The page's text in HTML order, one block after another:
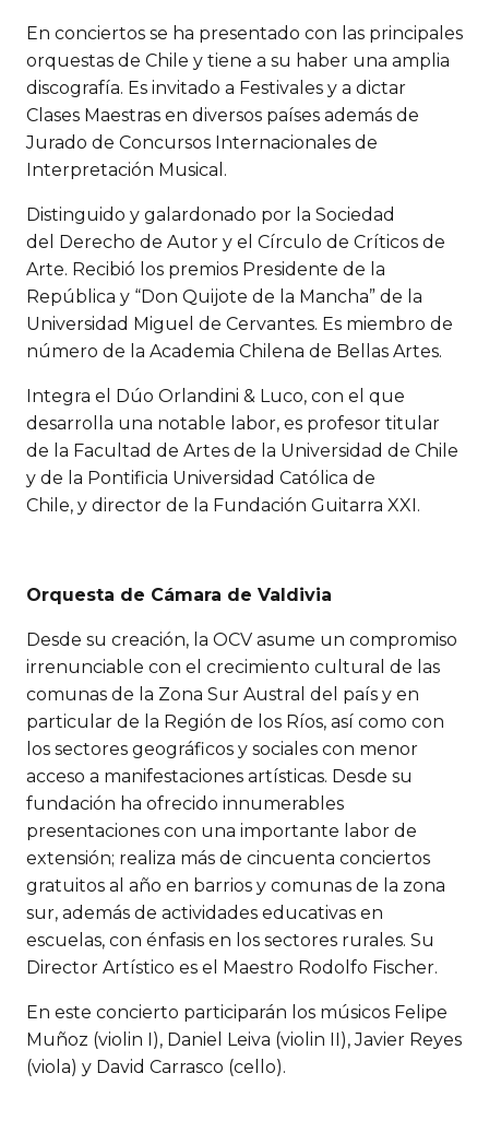
En conciertos se ha presentado con las principales
orquestas de Chile y tiene a su haber una amplia
discografía. Es invitado a Festivales y a dictar
Clases Maestras en diversos países además de
Jurado de Concursos Internacionales de
Interpretación Musical.
Distinguido y galardonado por la Sociedad
del Derecho de Autor y el Círculo de Críticos de
Arte. Recibió los premios Presidente de la
República y “Don Quijote de la Mancha” de la
Universidad Miguel de Cervantes. Es miembro de
número de la Academia Chilena de Bellas Artes.
Integra el Dúo Orlandini & Luco, con el que
desarrolla una notable labor, es profesor titular
de la Facultad de Artes de la Universidad de Chile
y de la Pontificia Universidad Católica de
Chile, y director de la Fundación Guitarra XXI.
Orquesta de Cámara de Valdivia
Desde su creación, la OCV asume un compromiso
irrenunciable con el crecimiento cultural de las
comunas de la Zona Sur Austral del país y en
particular de la Región de los Ríos, así como con
los sectores geográficos y sociales con menor
acceso a manifestaciones artísticas. Desde su
fundación ha ofrecido innumerables
presentaciones con una importante labor de
extensión; realiza más de cincuenta conciertos
gratuitos al año en barrios y comunas de la zona
sur, además de actividades educativas en
escuelas, con énfasis en los sectores rurales. Su
Director Artístico es el Maestro Rodolfo Fischer.
En este concierto participarán los músicos Felipe
Muñoz (violin I), Daniel Leiva (violin II), Javier Reyes
(viola) y David Carrasco (cello).